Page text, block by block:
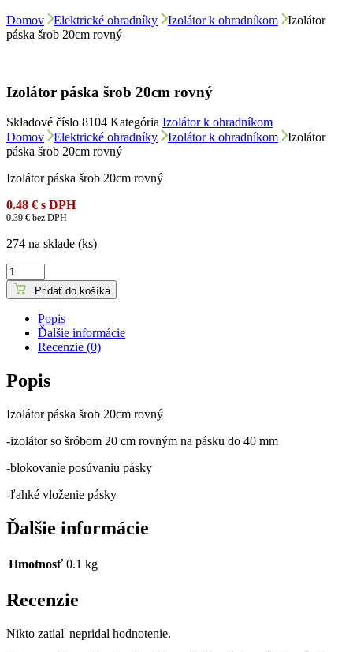
Domov Elektrické ohradníky Izolátor k ohradníkom
Izolátor
páska šrob 20cm rovný
Izolátor páska šrob 20cm rovný
Skladové číslo 8104 Kategória Izolátor k ohradníkom
Domov
Elektrické ohradníky Izolátor k ohradníkom
Izolátor
páska šrob 20cm rovný
Izolátor páska šrob 20cm rovný
0.48 € s DPH
0.39 € bez DPH
274 na sklade (ks)
množstvo
Izolátor
páska
Pridať do košíka
Popis
Ďalšie informácie
Recenzie (0)
Popis
Izolátor páska šrob 20cm rovný
-izolátor so šróbom 20 cm rovným na pásku do 40 mm
-blokovaníe posúvaniu pásky
-ľahké vloženie pásky
Ďalšie informácie
Hmotnosť 0.1 kg
Recenzie
Nikto zatiaľ nepridal hodnotenie.